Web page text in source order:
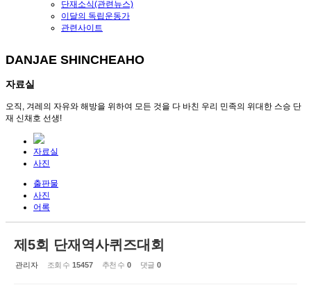
단재소식(관련뉴스)
이달의 독립운동가
관련사이트
DANJAE SHINCHEAHO
자료실
오직, 겨레의 자유와 해방을 위하여 모든 것을 다 바친 우리 민족의 위대한 스승 단
재 신채호 선생!
자료실
사진
출판물
사진
어록
제5회 단재역사퀴즈대회
관리자 조회 수 15457 추천 수 0 댓글 0